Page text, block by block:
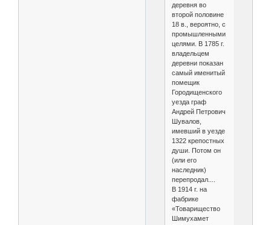
деревня во
второй половине
18 в., вероятно, с
промышленными
целями. В 1785 г.
владельцем
деревни показан
самый именитый
помещик
Городищенского
уезда граф
Андрей Петрович
Шувалов,
имевший в уезде
1322 крепостных
души. Потом он
(или его
наследник)
перепродал....
В 1914 г. на
фабрике
«Товарищество
Шимухамет